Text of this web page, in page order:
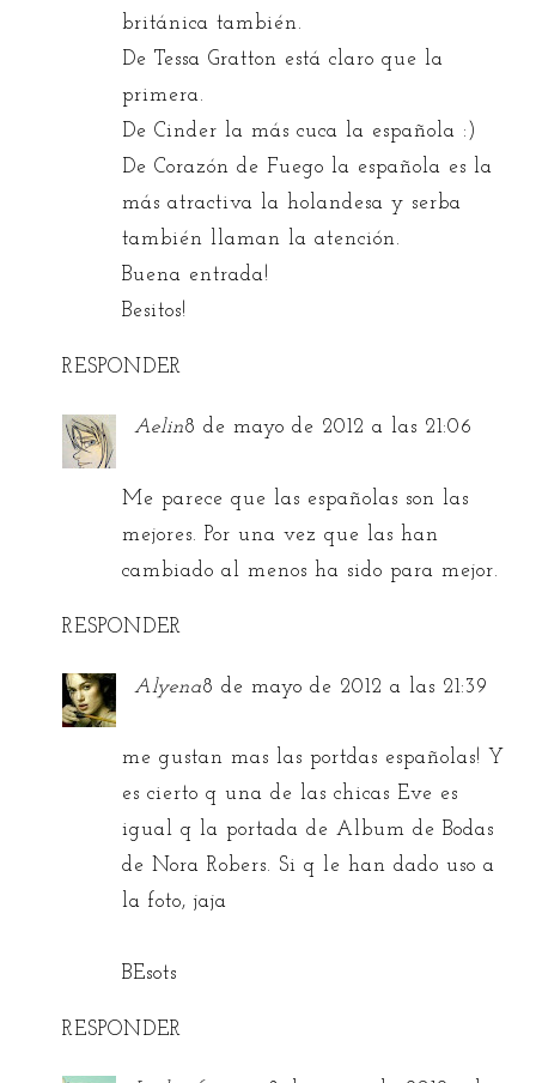
británica también.
De Tessa Gratton está claro que la
primera.
De Cinder la más cuca la española :)
De Corazón de Fuego la española es la
más atractiva la holandesa y serba
también llaman la atención.
Buena entrada!
Besitos!
RESPONDER
Aelin8 de mayo de 2012 a las 21:06
Me parece que las españolas son las
mejores. Por una vez que las han
cambiado al menos ha sido para mejor.
RESPONDER
Alyena8 de mayo de 2012 a las 21:39
me gustan mas las portdas españolas! Y
es cierto q una de las chicas Eve es
igual q la portada de Album de Bodas
de Nora Robers. Si q le han dado uso a
la foto, jaja
BEsots
RESPONDER